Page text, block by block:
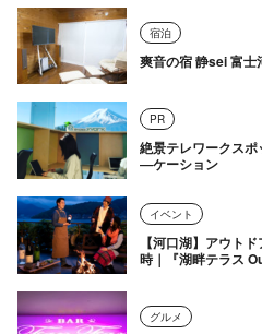
宿泊
爽音の宿 静sei 富士
PR
絶景テレワークス
―ケーション
イベント
【河口湖】アウト
時｜『湖畔テラス
グルメ